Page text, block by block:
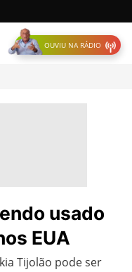
OUVIU NA RÁDIO
usado
EUA
Tijolão pode ser